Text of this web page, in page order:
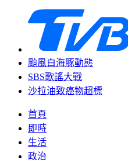
颱風白海豚動態
SBS歌謠大戰
沙拉油致癌物超標
首頁
即時
生活
政治